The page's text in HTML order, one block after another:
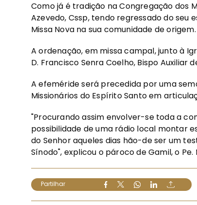
Como já é tradição na Congregação dos
Azevedo, Cssp, tendo regressado do seu
Missa Nova na sua comunidade de origem.
A ordenação, em missa campal, junto à
D. Francisco Senra Coelho, Bispo Auxiliar
A efeméride será precedida por uma
Missionários do Espírito Santo em
"Procurando assim envolver-se toda a
possibilidade de uma rádio local montar
do Senhor aqueles dias hão-de ser um
Sínodo", explicou o pároco de Gamil, o Pe.
Partilhar